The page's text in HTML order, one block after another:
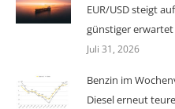
EUR/USD steigt
günstiger erwartet
Juli 31, 2026
Benzin im
Diesel erneut